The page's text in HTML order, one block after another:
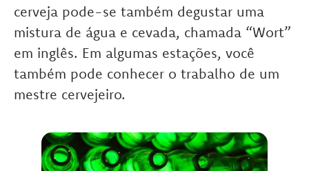
cerveja pode-se também degustar uma
mistura de água e cevada, chamada “Wort”
em inglês. Em algumas estações, você
também pode conhecer o trabalho de um
mestre cervejeiro.